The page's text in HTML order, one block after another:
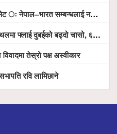
नयाँ उचाइमा पु¥याउने साझा प्रतिबद्धता
६ घण्टा लामो प्राविधिक निरीक्षणपछि दैनिक उडानको ढोका खुल्दै
विवादमा तेस्रो पक्ष अस्वीकार
रवि लामिछाने